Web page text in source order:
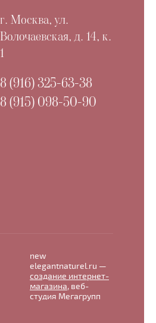
г. Москва, ул.
Волочаевская, д. 14, к.
1
8 (916) 325-63-38
8 (915) 098-50-90
new
elegantnaturel.ru —
создание интернет-
магазина, веб-
студия Мегагрупп